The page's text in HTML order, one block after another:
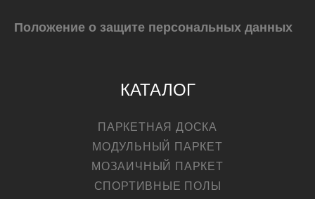
Положение о защите персональных данных
КАТАЛОГ
ПАРКЕТНАЯ ДОСКА
МОДУЛЬНЫЙ ПАРКЕТ
МОЗАИЧНЫЙ ПАРКЕТ
СПОРТИВНЫЕ ПОЛЫ